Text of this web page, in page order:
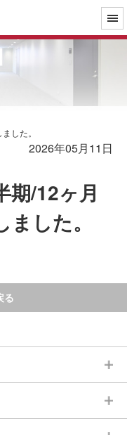
した。
2026年05月11日
期/12ヶ月
した。
る